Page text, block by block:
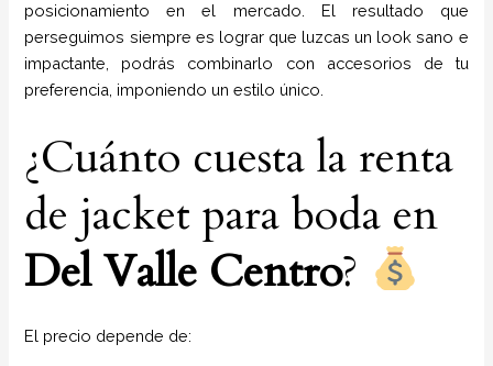
posicionamiento en el mercado. El resultado que
perseguimos siempre es lograr que luzcas un look sano e
impactante, podrás combinarlo con accesorios de tu
preferencia, imponiendo un estilo único.
¿Cuánto cuesta la renta
de jacket para boda en
Del Valle Centro?
El precio depende de: